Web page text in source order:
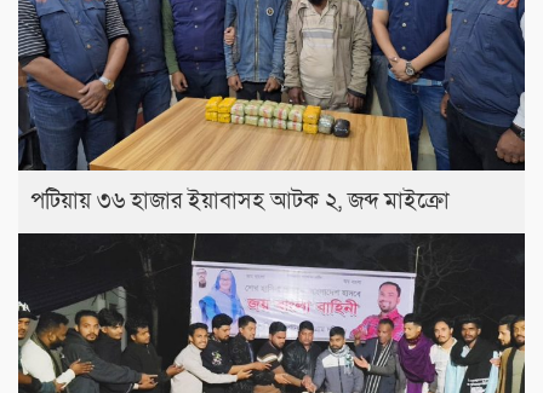
পটিয়ায় ৩৬ হাজার ইয়াবাসহ আটক ২, জব্দ মাইক্রো